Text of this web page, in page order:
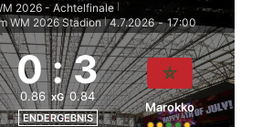
2026 - Achtelfinale
WM 2026 Stadion | 4.7.2026 - 17:00
0 : 3
0.86 xG 0.84
ENDERGEBNIS
Marokko